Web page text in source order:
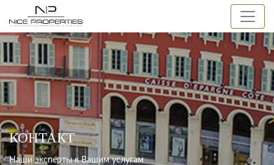
КОНТАКТ
Наши эксперты к Вашим услугам